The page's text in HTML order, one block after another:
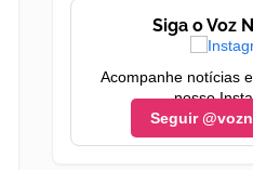
Siga o Voz
Acompanhe notícias
nosso
Seguir